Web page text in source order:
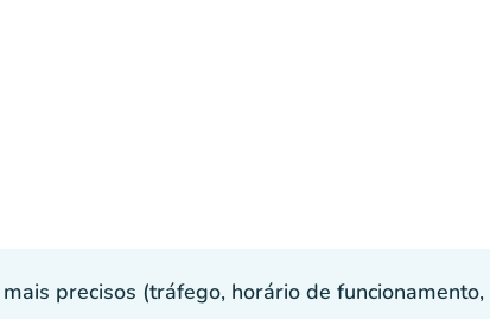
precisos (tráfego, horário de